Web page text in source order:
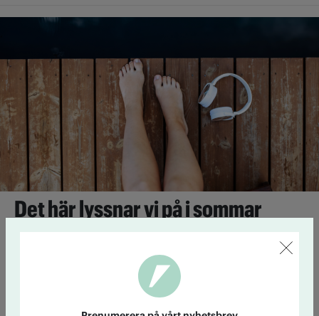
Det här lyssnar vi på i sommar
29 juni 14:39Här kommer fyra tips på sommarlyssning från
Lista: Expertens alkoholfria favoriter